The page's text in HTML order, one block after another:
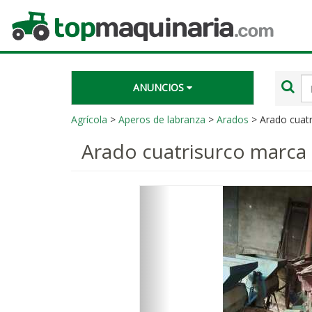
Topmaquinaria.com
ANUNCIOS
Agrícola > Aperos de labranza > Arados > Arado
Arado cuatrisurco